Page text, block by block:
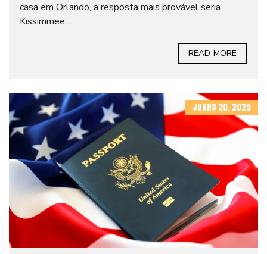
casa em Orlando, a resposta mais provável seria
Kissimmee....
READ MORE
JUNHO 20, 2025